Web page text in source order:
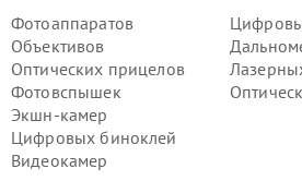
Фотоаппаратов
Объективов
Оптических прицелов
Фотовспышек
Экшн-камер
Цифровых биноклей
Видеокамер
Комплексная чистка фотоаппарата
Nikon в г.Самара
Комплексная чистка фотоаппарата
Nikon в г.Пермь
Комплексная чистка фотоаппарата
Nikon в г.Красноярск
Комплексная чистка фотоаппарата
Nikon в г.Ижевск